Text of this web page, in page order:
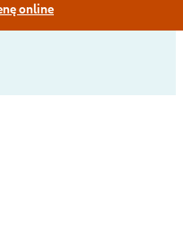
online